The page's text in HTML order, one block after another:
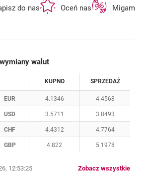
w nowej karcie
do nasotwiera się w nowej karcie
Oceń nasotwiera się w
Migam
walut
wymiany walut. Data aktualizacji:
KUPNO SPRZEDAŻ
EUR 4.1346 4.4568
USD 3.5711 3.8493
CHF 4.4312 4.7764
GBP 4.822 5.1978
12:53:25 Zobacz wszystkie